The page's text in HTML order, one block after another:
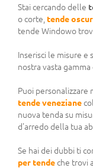
Stai cercando delle
o corte, tende
tende Windowo
Inserisci le misure
nostra vasta gamma
Puoi personalizzare
tende veneziane
nuova tenda su
d'arredo della tua
Se hai dei dubbi ti
per tendeche trovi